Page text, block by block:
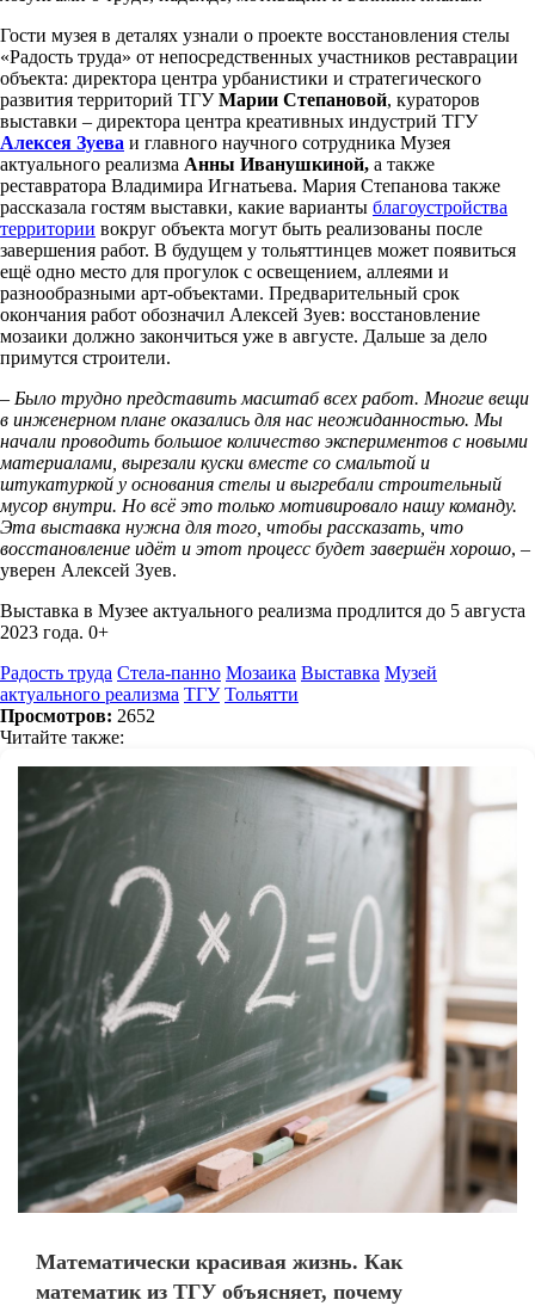
Гости музея в деталях узнали о проекте восстановления стелы
«Радость труда» от непосредственных участников реставрации
объекта: директора центра урбанистики и стратегического
развития территорий ТГУМарии Степановой, кураторов
выставки – директора центра креативных индустрий ТГУ
Алексея Зуева и главного научного сотрудника Музея
актуального реализма Анны Иванушкиной, а также
реставратора Владимира Игнатьева. Мария Степанова также
рассказала гостям выставки, какие варианты благоустройства
территории вокруг объекта могут быть реализованы после
завершения работ. В будущем у тольяттинцев может появиться
ещё одно место для прогулок с освещением, аллеями и
разнообразными арт-объектами. Предварительный срок
окончания работ обозначил Алексей Зуев: восстановление
мозаики должно закончиться уже в августе. Дальше за дело
примутся строители.
– Было трудно представить масштаб всех работ. Многие вещи
в инженерном плане оказались для нас неожиданностью. Мы
начали проводить большое количество экспериментов с новыми
материалами, вырезали куски вместе со смальтой и
штукатуркой у основания стелы и выгребали строительный
мусор внутри. Но всё это только мотивировало нашу команду.
Эта выставка нужна для того, чтобы рассказать, что
восстановление идёт и этот процесс будет завершён хорошо, –
уверен Алексей Зуев.
Выставка в Музее актуального реализма продлится до 5 августа
2023 года. 0+
Радость труда Стела-панно Мозаика Выставка Музей
актуального реализма ТГУ Тольятти
Просмотров: 2652
Читайте также:
Математически красивая жизнь. Как
математик из ТГУ объясняет, почему